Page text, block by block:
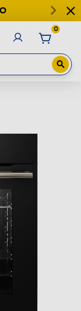
0